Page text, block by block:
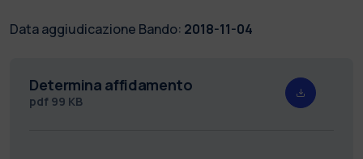
Data aggiudicazione Bando: 2018-11-04
Determina affidamento
pdf 99 KB